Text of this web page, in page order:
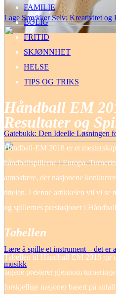
Lage Smykker Selv: Kreativitet og
Gatebukk: Den Ideelle Løsningen
Lære å spille et instrument – det er
musikk
FAMILIE
BOLIG
FRITID
SKJØNNHET
HELSE
TIPS OG TRIKS
Håndball EM
Resultater og
Håndball-EM 2018 er et
håndballspillerne i Europa.
atmosfære, der nasjonene
tittelen. I denne artikkelen vil vi se
og spillernes prestasjoner i
Tabellen
Tabellen til Håndball-EM 2018 gir
lagene presterer gjennom
forskjellige nasjoner basert på